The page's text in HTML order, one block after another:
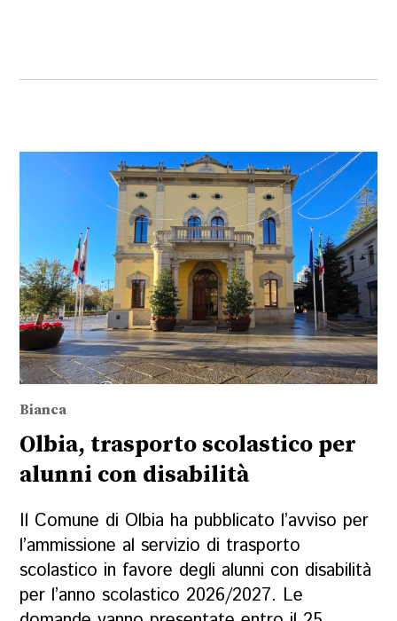
Bianca
Olbia, trasporto scolastico per
alunni con disabilità
Il Comune di Olbia ha pubblicato l’avviso per
l’ammissione al servizio di trasporto
scolastico in favore degli alunni con disabilità
per l’anno scolastico 2026/2027. Le